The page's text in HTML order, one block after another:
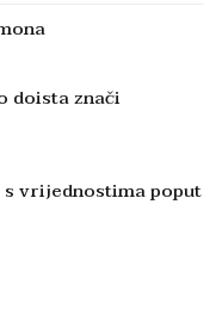
doista znači
s vrijednostima poput